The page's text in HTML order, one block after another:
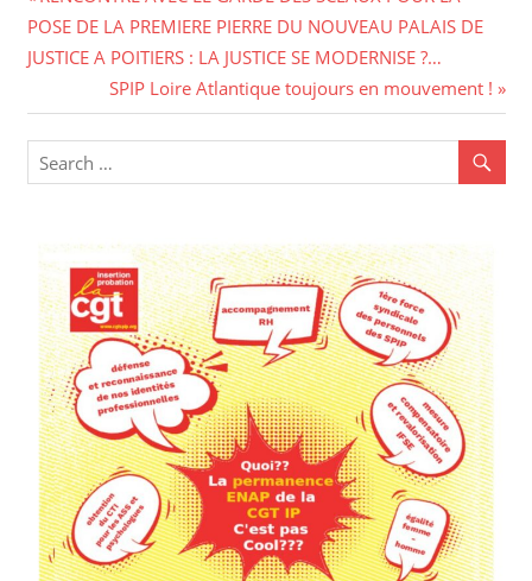
de
l’article
Post:
POSE DE LA PREMIERE PIERRE DU NOUVEAU PALAIS DE
JUSTICE A POITIERS : LA JUSTICE SE MODERNISE ?…
Next
Post:
SPIP Loire Atlantique toujours en mouvement !